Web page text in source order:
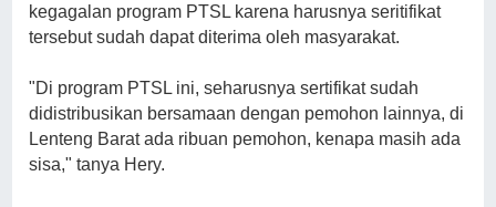
kegagalan program PTSL karena harusnya seritifikat
tersebut sudah dapat diterima oleh masyarakat.
"Di program PTSL ini, seharusnya sertifikat sudah
didistribusikan bersamaan dengan pemohon lainnya, di
Lenteng Barat ada ribuan pemohon, kenapa masih ada
sisa," tanya Hery.